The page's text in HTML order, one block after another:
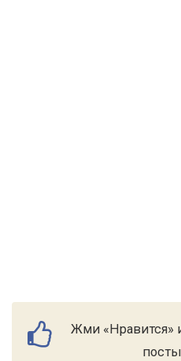
Жми «Нравится»